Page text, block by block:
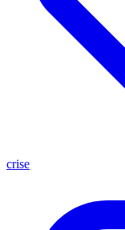
crise